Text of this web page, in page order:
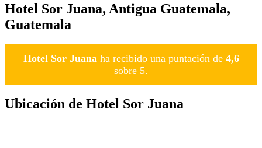
Hotel Sor Juana, Antigua Guatemala,
Guatemala
Hotel Sor Juana ha recibido una puntación de 4,6
sobre 5.
Ubicación de Hotel Sor Juana